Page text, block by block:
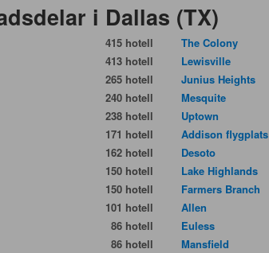
i Dallas (TX)
415 hotell
413 hotell
265 hotell
240 hotell
238 hotell
171 hotell
162 hotell
150 hotell
150 hotell
101 hotell
86 hotell
86 hotell
The Colony
Lewisville
Junius Heights
Mesquite
Uptown
Addison flygplats
Desoto
Lake Highlands
Farmers Branch
Allen
Euless
Mansfield